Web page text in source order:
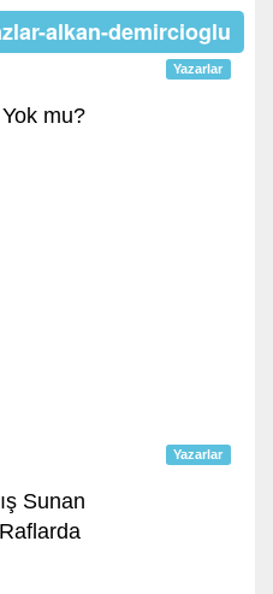
alkan-demircioglu
Yazarlar
mu?
Yazarlar
Sunan